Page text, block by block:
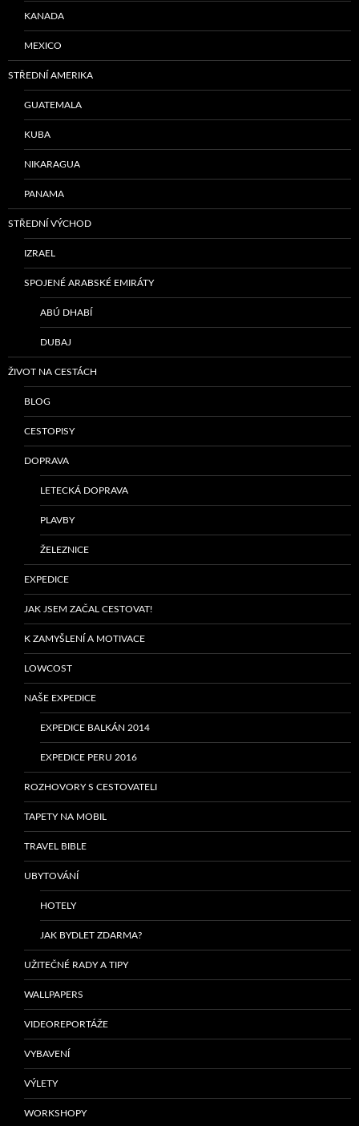
KANADA
MEXICO
STŘEDNÍ AMERIKA
GUATEMALA
KUBA
NIKARAGUA
PANAMA
STŘEDNÍ VÝCHOD
IZRAEL
SPOJENÉ ARABSKÉ EMIRÁTY
ABÚ DHABÍ
DUBAJ
ŽIVOT NA CESTÁCH
BLOG
CESTOPISY
DOPRAVA
LETECKÁ DOPRAVA
PLAVBY
ŽELEZNICE
EXPEDICE
JAK JSEM ZAČAL CESTOVAT!
K ZAMYŠLENÍ A MOTIVACE
LOWCOST
NAŠE EXPEDICE
EXPEDICE BALKÁN 2014
EXPEDICE PERU 2016
ROZHOVORY S CESTOVATELI
TAPETY NA MOBIL
TRAVEL BIBLE
UBYTOVÁNÍ
HOTELY
JAK BYDLET ZDARMA?
UŽITEČNÉ RADY A TIPY
WALLPAPERS
VIDEOREPORTÁŽE
VYBAVENÍ
VÝLETY
WORKSHOPY